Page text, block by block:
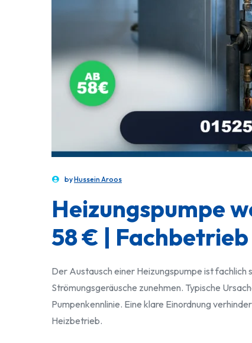
byHussein Aroos
Heizungspumpe
58 € | Fachbetrieb
Der Austausch einer Heizungspumpe ist
Strömungsgeräusche zunehmen. Typische
Pumpenkennlinie. Eine klare Einordnung
Heizbetrieb.